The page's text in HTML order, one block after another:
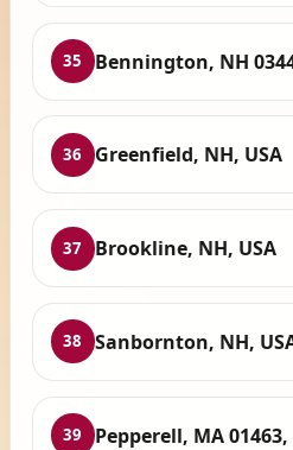
35 Bennington, NH
36 Greenfield, NH, USA
37 Brookline, NH, USA
38 Sanbornton, NH,
39 Pepperell, MA 01463,